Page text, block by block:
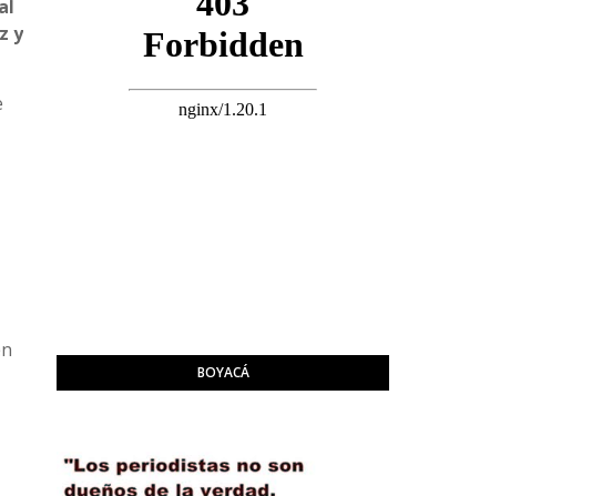
y
BOYACÁ